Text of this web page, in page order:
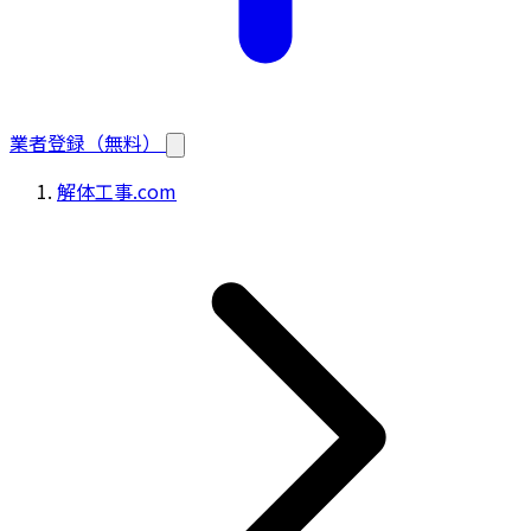
業者登録（無料）
解体工事.com